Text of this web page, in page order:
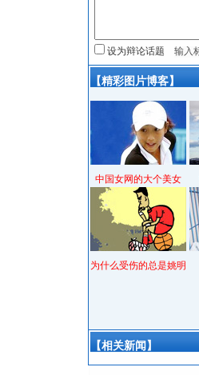
设为辩论话题
【精彩图片博客】
中国女网的大个美女
为什么受伤的总是姚明
【相关新闻】